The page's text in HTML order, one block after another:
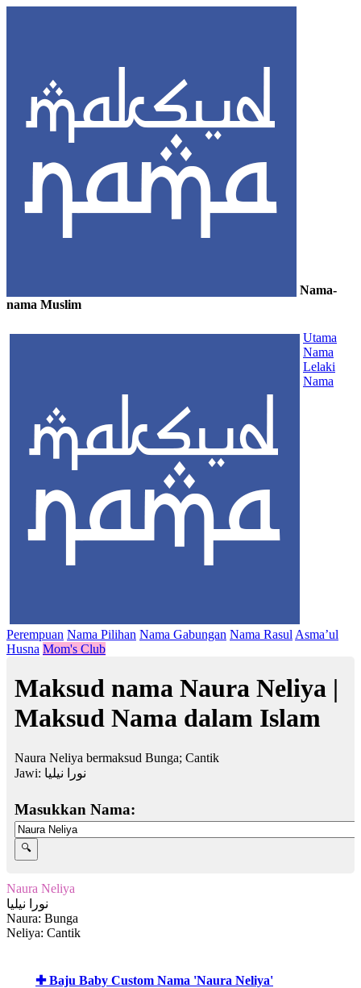
Nama-
nama Muslim
Utama
Nama
Lelaki
Nama
Perempuan Nama Pilihan Nama Gabungan Nama Rasul Asma’ul
Husna Mom's Club
Maksud nama Naura Neliya |
Maksud Nama dalam Islam
Naura Neliya bermaksud Bunga; Cantik
Jawi: نورا نيليا
Masukkan Nama:
Naura Neliya
نورا نيليا
Naura: Bunga
Neliya: Cantik
✚ Baju Baby Custom Nama 'Naura Neliya'